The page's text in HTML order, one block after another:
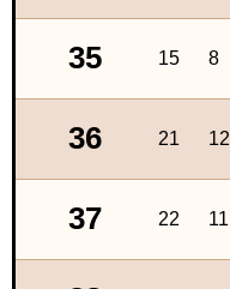
35 15 8
36 21 12
37 22 11